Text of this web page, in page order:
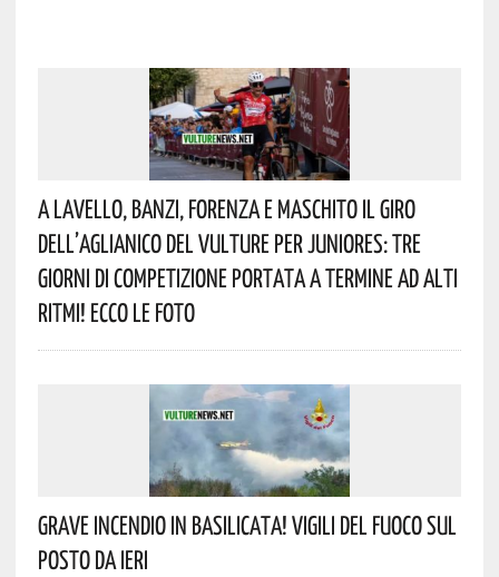
A Lavello, Banzi, Forenza E Maschito Il Giro
Dell’Aglianico Del Vulture Per Juniores: Tre
Giorni Di Competizione Portata A Termine Ad Alti
Ritmi! Ecco Le Foto
Grave Incendio In Basilicata! Vigili Del Fuoco Sul
Posto Da Ieri